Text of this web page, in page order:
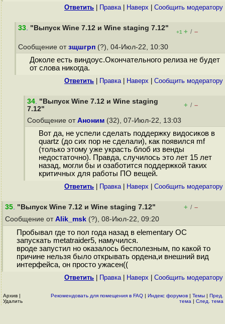
Ответить Правка| Наверх Cообщить модератору
33. "Выпуск Wine 7.12 и Wine staging 7.12"
+1 + / –
Сообщение от зщшгрп (?), 04-Июл-22, 10:30
Доколе есть виндоус.Окончательного релиза не будет
от слова никогда.
Ответить Правка| Наверх Cообщить модератору
34. "Выпуск Wine 7.12 и Wine staging
7.12"
+ / –
Сообщение от Аноним (32), 07-Июл-22, 13:03
Вот да, не успели сделать поддержку видосиков в
quartz (до сих пор не сделали), как появился mf
(только этому уже украсть блоб из венды
недостаточно). Правда, случилось это лет 15 лет
назад, могли бы и озаботится поддержкой таких
критичных для работы ПО вещей.
Ответить Правка| Наверх Cообщить модератору
35. "Выпуск Wine 7.12 и Wine staging 7.12" + / –
Сообщение от Alik_msk (?), 08-Июл-22, 09:20
Пробывал где то пол года назад в elementary OC
запускать metatraider5, намучился.
вроде запустил но оказалось бесполезным, по какой то
причине нельзя было открывать ордена,и внешний вид
интерфейса, он просто ужасен((
Ответить Правка| Наверх Cообщить модератору
Архив |
Удалить
Рекомендовать для помещения в FAQ | Индекс форумов | Темы | Пред.
тема | След. тема